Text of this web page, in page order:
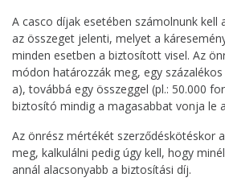
A casco díjak esetében számolnunk kell
az összeget jelenti, melyet a
minden esetben a biztosított visel. Az
módon határozzák meg, egy százalékos
a), továbbá egy összeggel (pl.: 50.000
biztosító mindig a magasabbat vonja le
Az önrész mértékét szerződéskötéskor
meg, kalkulálni pedig úgy kell, hogy
annál alacsonyabb a biztosítási díj.